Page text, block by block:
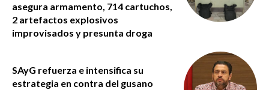
asegura armamento, 714 cartuchos,
2 artefactos explosivos
improvisados y presunta droga
SAyG refuerza e intensifica su
estrategia en contra del gusano